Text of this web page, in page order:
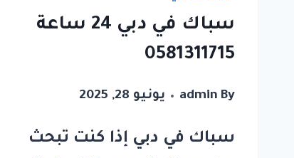
سباك في دبي 24 ساعة
0581311715
By
admin يونيو 28, 2025
سباك في دبي إذا كنت تبحث